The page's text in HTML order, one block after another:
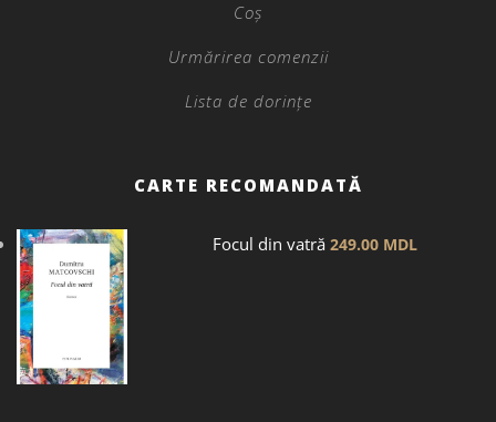
Coș
Urmărirea comenzii
Lista de dorințe
CARTE RECOMANDATĂ
Focul din vatră 249.00 MDL